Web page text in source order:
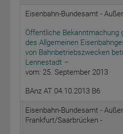
Eisenbahn-Bundesamt -
Öffentliche Bekanntmachung
des Allgemeinen
von Bahnbetriebszwecken
Lennestadt –
vom: 25. September 2013
BAnz AT 04.10.2013 B6
Eisenbahn-Bundesamt -
Frankfurt/Saarbrücken -